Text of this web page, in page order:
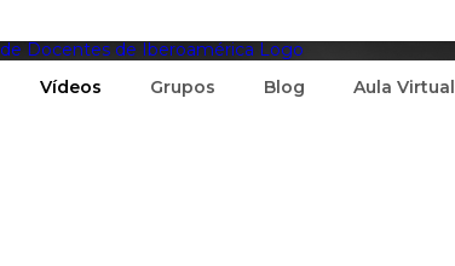
Vídeos Grupos Blog Aula Virtual